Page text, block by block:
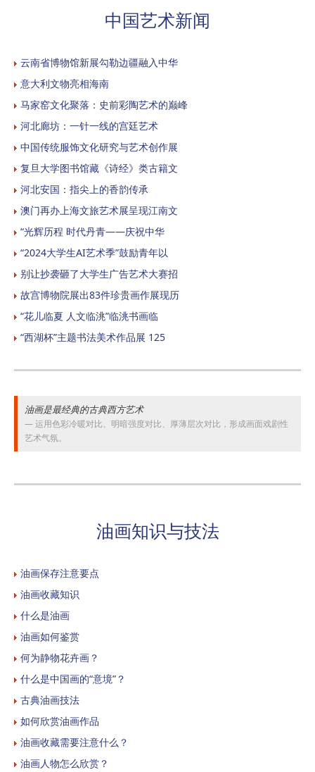
中国艺术新闻
云南省博物馆新展勾勒边疆融入中华
意大利文物亮相海南
马家窑文化聚落：史前彩陶艺术的巅峰
河北廊坊：一针一线的宫廷艺术
中国传统服饰文化研究与艺术创作展
复旦大学图书馆藏《诗经》类古籍文
河北安国：指尖上的香韵传承
澳门再办上海文旅艺术展呈现江南文
“光辉历程 时代丹青——庆祝中华
“2024大学生AI艺术季”鼓励青年以
别让抄袭砸了大学生广告艺术大赛招
故宫博物院展出83件珍贵画作展现历
“花儿临夏 人文临洮”临洮书画临
“西湖杯”主题书法美术作品展 125
油画是最经典的古典西方艺术
运用色彩冷暖对比、明暗强度对比、厚薄层次对比，形成画面戏剧性
艺术气氛。
油画知识与技法
油画保存注意要点
油画收藏知识
什么是油画
油画如何鉴赏
何为静物花卉画？
什么是中国画的“意境”？
古典油画技法
如何欣赏油画作品
油画收藏需要注意什么？
油画人物怎么欣赏？